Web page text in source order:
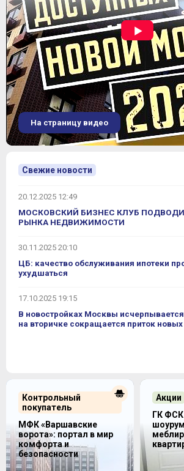
На страницу видео
Свежие новости
20.12.2025 12:49
МОСКОВСКИЙ БИЗНЕС КЛУБ
РЫНКА НЕДВИЖИМОСТИ
30.11.2025 20:10
ЦБ: качество обслуживания ипотеки
ухудшаться
17.10.2025 19:15
В новостройках Москвы
на вторичке сокращается приток
Контрольный
покупатель
МФК «Варшавские
ворота»: портал в мир
комфорта и
безопасности
Акции
ГК